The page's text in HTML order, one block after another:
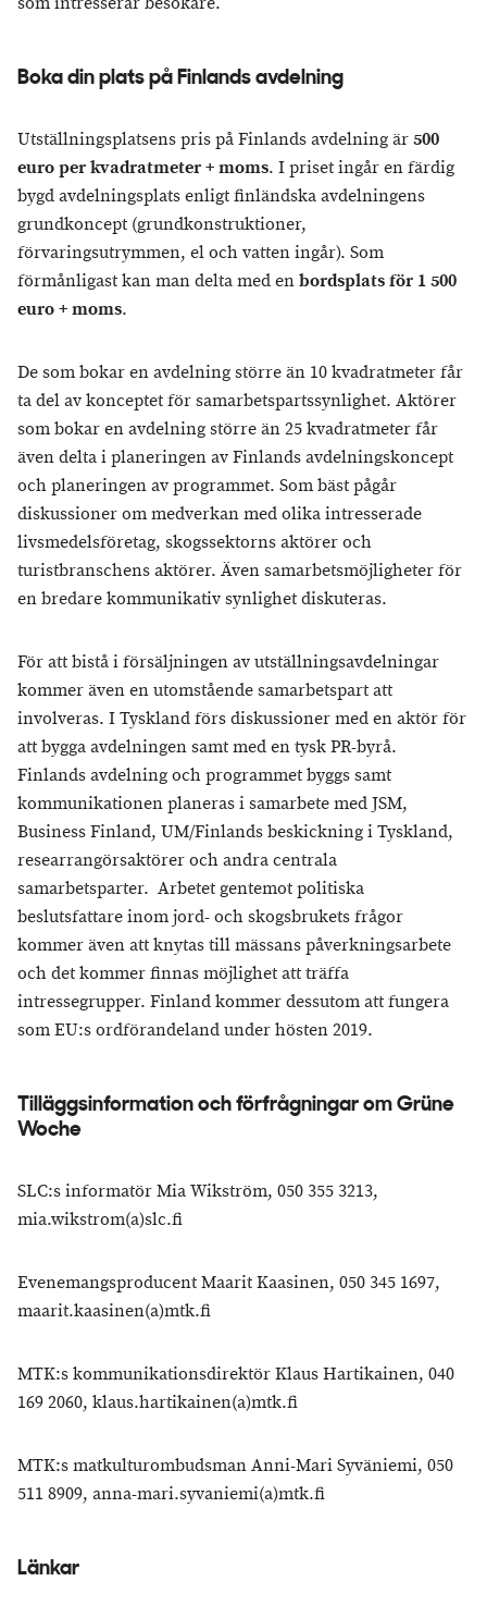
Boka din plats på Finlands avdelning
Utställningsplatsens pris på Finlands avdelning är500
euro per kvadratmeter + moms. I priset ingår en färdig
bygd avdelningsplats enligt finländska avdelningens
grundkoncept (grundkonstruktioner,
förvaringsutrymmen, el och vatten ingår). Som
förmånligast kan man delta med enbordsplats för 1 500
euro + moms.
De som bokar en avdelning större än 10 kvadratmeter får
ta del av konceptet för samarbetspartssynlighet. Aktörer
som bokar en avdelning större än 25 kvadratmeter får
även delta i planeringen av Finlands avdelningskoncept
och planeringen av programmet. Som bäst pågår
diskussioner om medverkan med olika intresserade
livsmedelsföretag, skogssektorns aktörer och
turistbranschens aktörer. Även samarbetsmöjligheter för
en bredare kommunikativ synlighet diskuteras.
För att bistå i försäljningen av utställningsavdelningar
kommer även en utomstående samarbetspart att
involveras. I Tyskland förs diskussioner med en aktör för
att bygga avdelningen samt med en tysk PR-byrå.
Finlands avdelning och programmet byggs samt
kommunikationen planeras i samarbete med JSM,
Business Finland, UM/Finlands beskickning i Tyskland,
researrangörsaktörer och andra centrala
samarbetsparter. Arbetet gentemot politiska
beslutsfattare inom jord- och skogsbrukets frågor
kommer även att knytas till mässans påverkningsarbete
och det kommer finnas möjlighet att träffa
intressegrupper. Finland kommer dessutom att fungera
som EU:s ordförandeland under hösten 2019.
​Tilläggsinformation och förfrågningar om Grüne
Woche
SLC:s informatör Mia Wikström, 050 355 3213,
mia.wikstrom(a)slc.fi
Evenemangsproducent Maarit Kaasinen, 050 345 1697,
maarit.kaasinen(a)mtk.fi
MTK:s kommunikationsdirektör Klaus Hartikainen, 040
169 2060, klaus.hartikainen(a)mtk.fi
MTK:s matkulturombudsman Anni-Mari Syväniemi, 050
511 8909, anna-mari.syvaniemi(a)mtk.fi
Länkar